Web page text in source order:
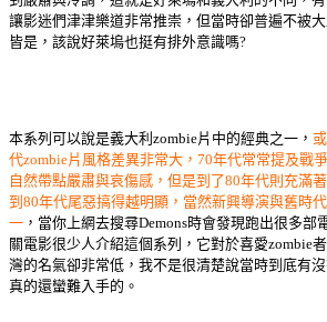
讓影迷們津津樂道非常推崇，但當時卻普遍不被
皆是，該說好萊塢也挺有排外意識嗎?
本系列可以說是義大利zombie片中的經典之一，
代zombie片風格差異非常大，70年代常常提及戰
自然帶點嚴肅與哀傷感，但是到了80年代則充滿
到80年代尾惡搞得越明顯，當然新興導演與舊時
一 ，當你上網去搜尋Demons時會發現跑出很多部
關電影很少人介紹這個系列，它對於喜愛zombie
灣的名氣卻非常低，我不是很清楚說當時到底有
真的還蠻難入手的。